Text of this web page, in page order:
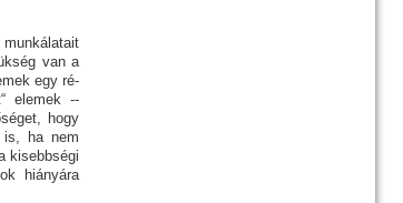
van a
egy ré­
elemek --
hogy
is, ha nem
kisebbségi
hiá­nyára